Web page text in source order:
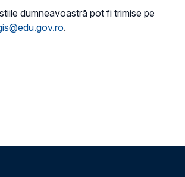
dumneavoastră pot fi trimise pe
.